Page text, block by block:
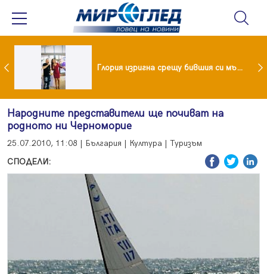
Мария и майка си построиха къща от 8000 стъклени бутилки Глория изригна срещу бившия си мъж: Беше със 120-килограмова жена! Искаше бърза печалба...
Народните представители ще почиват на
родното ни Черноморие
25.07.2010, 11:08 | България | Култура | Туризъм
СПОДЕЛИ: